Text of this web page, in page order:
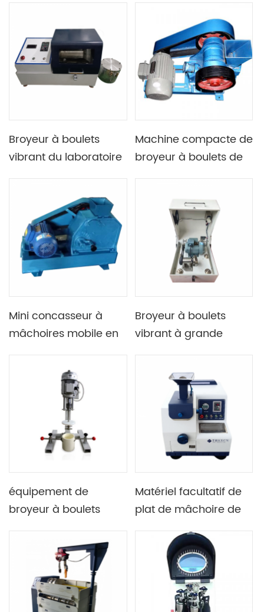
rapide de la taille de
l'échantillon
de volume optionnel
Broyeur à boulets
vibrant du laboratoire
l'industrie chimique
Machine compacte de
broyeur à boulets de
meulage
Mini concasseur à
mâchoires mobile en
laboratoire pour la
préparation des
échantillons de
minerai minéral
Broyeur à boulets
vibrant à grande
laboratoire
équipement de
broyeur à boulets
efficacité pot Et
médias de broyage
Matériel facultatif de
plat de mâchoire de
machine de broyeur
de mâchoire de
laboratoire